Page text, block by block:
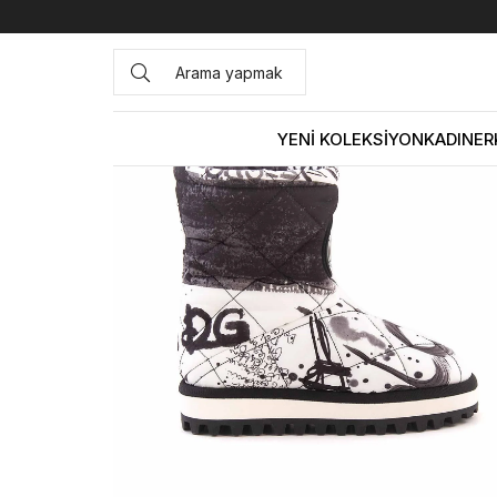
YENİ KOLEKSİYONKADIN
Anasayfa KADIN BOT&ÇİZME Günlük Bot Dolce